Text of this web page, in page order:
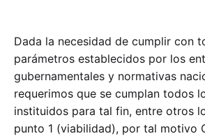
Dada la necesidad de cumplir con
parámetros establecidos por los
gubernamentales y normativas
requerimos que se cumplan todos
instituidos para tal fin, entre otros
punto 1 (viabilidad), por tal motivo